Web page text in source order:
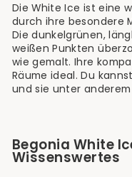
Die White Ice ist eine
durch ihre besondere
Die dunkelgrünen,
weißen Punkten
wie gemalt. Ihre
Räume ideal. Du
und sie unter
Begonia White
Wissenswertes